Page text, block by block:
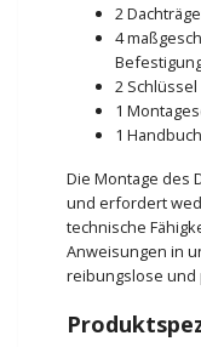
2
4
2 Schlüssel
1
1
Die Montage des
und erfordert
technische
Anweisungen in
reibungslose und